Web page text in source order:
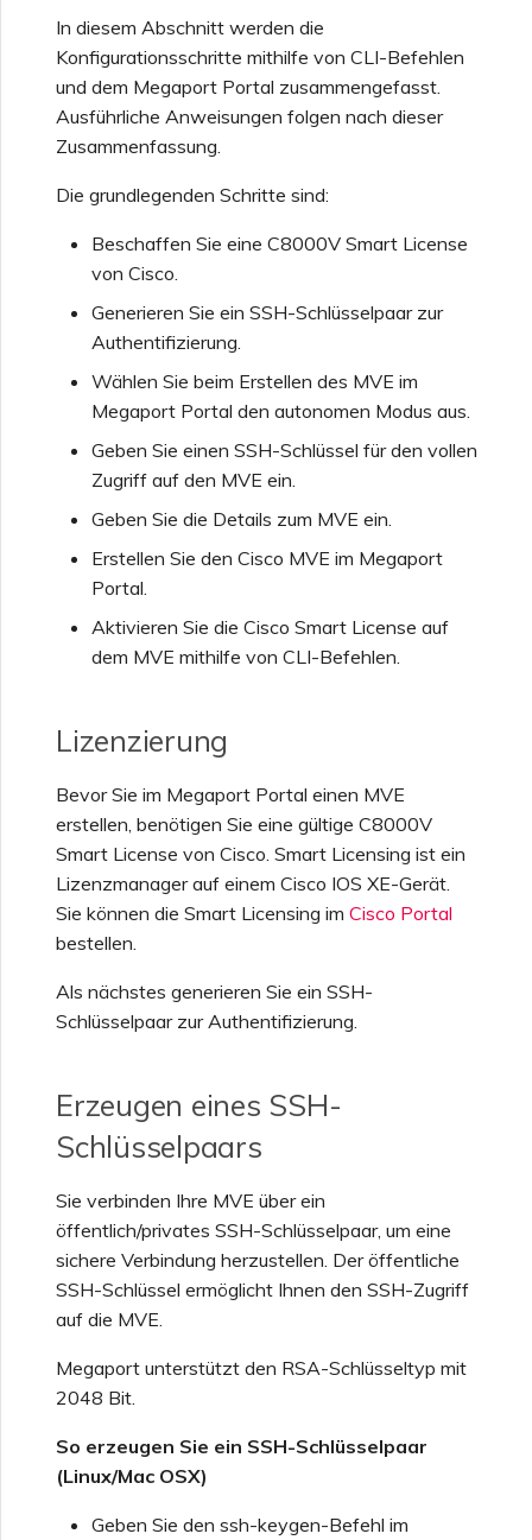
OVHcloud
Salesforce Express
SAP
VMware Cloud
Wasabi
Verbindungen
Funktionsweise von NAT
MCR-Peering für private
Clouds
Anzeigen von
Aktivitätsprotokollen
Überwachen von
Ausfallvorfällen
Sperren von Megaport-
Megaport Letter of
Authorization
MVE-Abrechnung
Abrechnung von VXC,
Kunden-Onboarding
Internet-Verbindung
Erstellen eines MCR
Erstellen eines MCR VXC
Azure über MCR
Erstellen eines VXC zu
AWS über MVE
Erstellen eines VXC zu
Azure über MVE
Erstellen eines VXC zu
Google über MVE
Verschieben eines VXC
oder IX
Herunterfahren eines VXC
oder IX
Überwachen des
Dienststatus
Einrichten von OpenMetrics
für Dienstüberwachung
Antwortfelder der Azure-
Dienstschlüssel-API
Verwalten von Benutzern
Testen in der Staging-
Umgebung
Sicherheitsverantwortung
Portal-Authentifizierung
FAQs zum Veralten der X-
Auth-Tokens
FAQs zur API-Einstellung
Funktionen und
Nutzungshinweise für
Single Sign-On (SSO)
Nächste Schritte bei der
Problembehandlung
Bereitstellen von Debug-
Informationen für
schnelleren Support
In diesem Abschnitt werden die
Konfigurationsschritte mithilfe von CLI-Befehlen
und dem Megaport Portal zusammengefasst.
Ausführliche Anweisungen folgen nach dieser
Zusammenfassung.
Die grundlegenden Schritte sind:
Beschaffen Sie eine C8000V Smart License
von Cisco.
Generieren Sie ein SSH-Schlüsselpaar zur
Authentifizierung.
Wählen Sie beim Erstellen des MVE im
Megaport Portal den autonomen Modus aus.
Geben Sie einen SSH-Schlüssel für den vollen
Zugriff auf den MVE ein.
Geben Sie die Details zum MVE ein.
Erstellen Sie den Cisco MVE im Megaport
Portal.
Aktivieren Sie die Cisco Smart License auf
dem MVE mithilfe von CLI-Befehlen.
Lizenzierung
Bevor Sie im Megaport Portal einen MVE
erstellen, benötigen Sie eine gültige C8000V
Smart License von Cisco. Smart Licensing ist ein
Lizenzmanager auf einem Cisco IOS XE-Gerät.
Sie können die Smart Licensing im Cisco Portal
bestellen.
Als nächstes generieren Sie ein SSH-
Schlüsselpaar zur Authentifizierung.
Erzeugen eines SSH-
Schlüsselpaars
Sie verbinden Ihre MVE über ein
öffentlich/privates SSH-Schlüsselpaar, um eine
sichere Verbindung herzustellen. Der öffentliche
SSH-Schlüssel ermöglicht Ihnen den SSH-Zugriff
auf die MVE.
Megaport unterstützt den RSA-Schlüsseltyp mit
2048 Bit.
So erzeugen Sie ein SSH-Schlüsselpaar
(Linux/Mac OSX)
Geben Sie den ssh-keygen-Befehl im